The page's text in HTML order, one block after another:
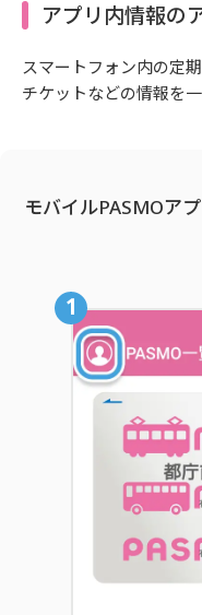
アプリ内情報の
スマートフォン内の定期
チケットなどの情報を
モバイルPASMOア